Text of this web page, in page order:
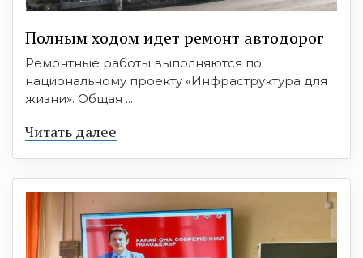
Полным ходом идет ремонт автодорог
Ремонтные работы выполняются по
национальному проекту «Инфраструктура для
жизни». Общая ...
Читать далее